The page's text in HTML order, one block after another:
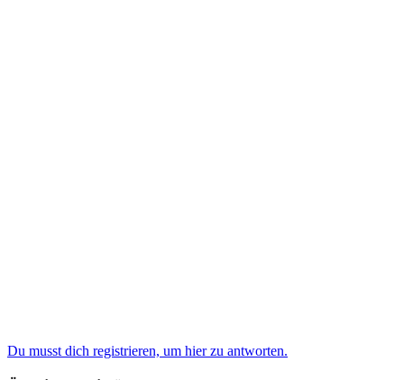
Du musst dich registrieren, um hier zu antworten.